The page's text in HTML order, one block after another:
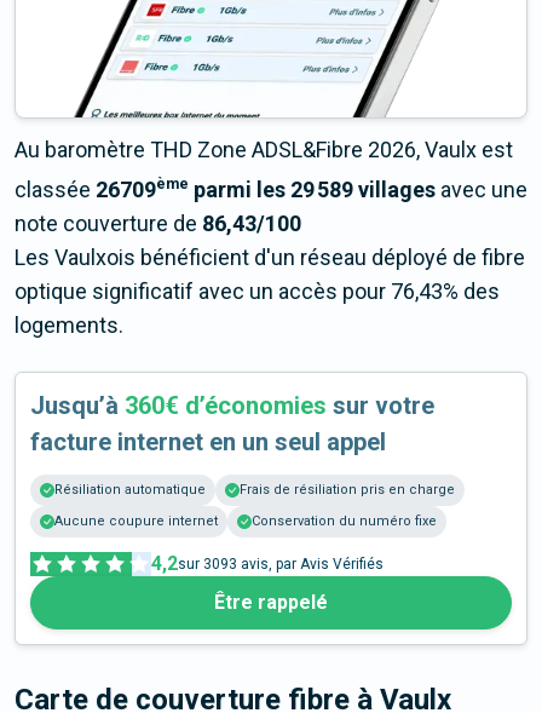
Au baromètre THD Zone ADSL&Fibre 2026, Vaulx est
classée 26709ème parmi les 29 589 villages avec une
note couverture de 86,43/100
Les Vaulxois bénéficient d'un réseau déployé de fibre
optique significatif avec un accès pour 76,43% des
logements.
Jusqu’à 360€ d’économies sur votre
facture internet en un seul appel
Résiliation automatique
Frais de résiliation pris en charge
Aucune coupure internet
Conservation du numéro fixe
4,2sur 3093 avis, par Avis Vérifiés
Être rappelé
Carte de couverture fibre à Vaulx